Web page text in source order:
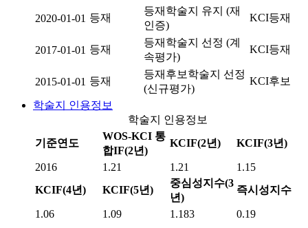
2020-01-01 등재
등재학술지 유지 (재
인증)
KCI등재
2017-01-01 등재
등재학술지 선정 (계
속평가)
KCI등재
2015-01-01 등재
등재후보학술지 선정
(신규평가)
KCI후보
학술지 인용정보
학술지 인용정보
기준연도
WOS-KCI 통
합IF(2년)
KCIF(2년) KCIF(3년)
2016 1.21 1.21
1.15
KCIF(4년)
KCIF(5년)
중심성지수(3
년)
즉시성지수
1.06 1.09 1.183 0.19